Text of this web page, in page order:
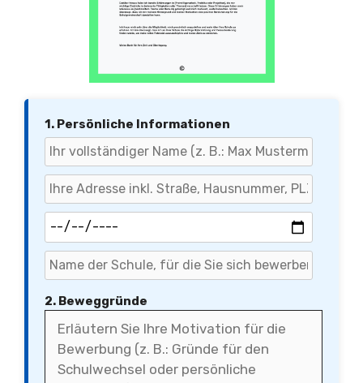
1. Persönliche Informationen
2. Beweggründe